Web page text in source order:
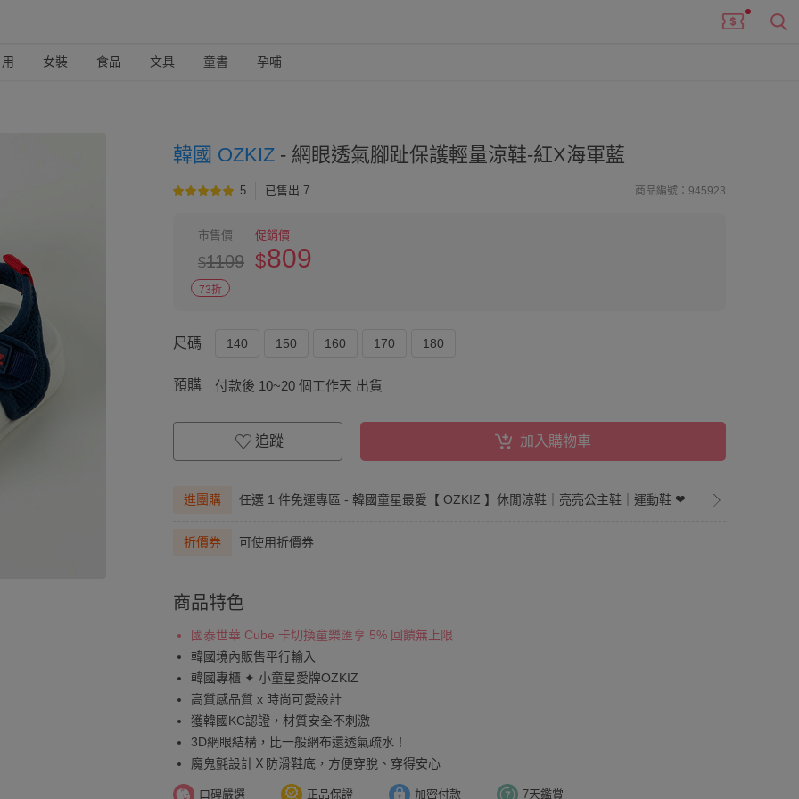
女裝 食品 文具 童書 孕哺
韓國 OZKIZ - 網眼透氣腳趾保護輕量涼鞋-紅X海軍藍
5 已售出 7 商品編號：945923
市售價
$1109
促銷價
$809
73折
尺碼 140 150 160 170 180
預購 付款後 10~20 個工作天 出貨
追蹤 加入購物車
進團購 任選 1 件免運專區 - 韓國童星最愛【 OZKIZ 】休閒涼鞋｜亮亮公主鞋｜運動鞋 ❤︎
折價券 可使用折價券
商品特色
國泰世華 Cube 卡切換童樂匯享 5% 回饋無上限
韓國境內販售平行輸入
韓國專櫃 ✦ 小童星愛牌OZKIZ
高質感品質 x 時尚可愛設計
獲韓國KC認證，材質安全不刺激
3D網眼結構，比一般網布還透氣疏水！
魔鬼氈設計Ｘ防滑鞋底，方便穿脫、穿得安心
口碑嚴選 正品保證 加密付款 7天鑑賞